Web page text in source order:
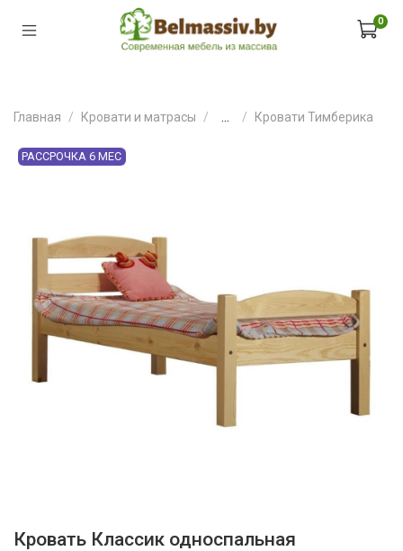
0
Главная Кровати и матрасы Кровати Тимберика
РАССРОЧКА 6 МЕС
Кровать Классик односпальная